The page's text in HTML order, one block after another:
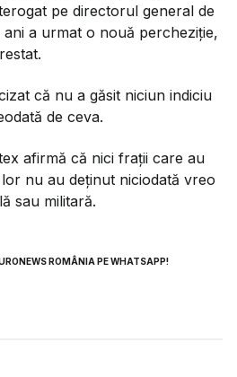
pe directorul general de
a urmat o nouă percheziție,
că nu a găsit niciun indiciu
de ceva.
afirmă că nici frații care au
nu au deținut niciodată vreo
sau militară.
ROMÂNIA PE WHATSAPP!